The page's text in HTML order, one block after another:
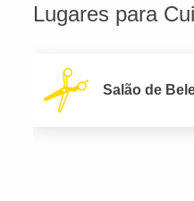
Lugares para
Salão de